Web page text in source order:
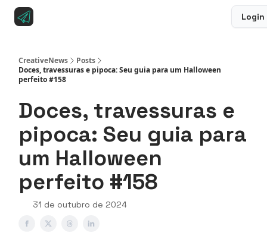
Login
CreativeNews
Posts
Doces, travessuras e pipoca: Seu guia para um Halloween
perfeito #158
Doces, travessuras e
pipoca: Seu guia para
um Halloween
perfeito #158
31 de outubro de 2024